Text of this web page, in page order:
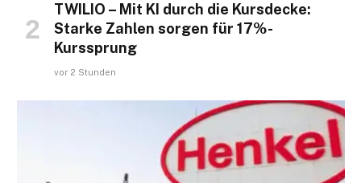
TWILIO – Mit KI durch die Kursdecke:
Starke Zahlen sorgen für 17%-
Kurssprung
vor 2 Stunden